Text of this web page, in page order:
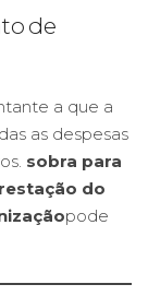
de
a que a
as despesas
sobra para
do
pode